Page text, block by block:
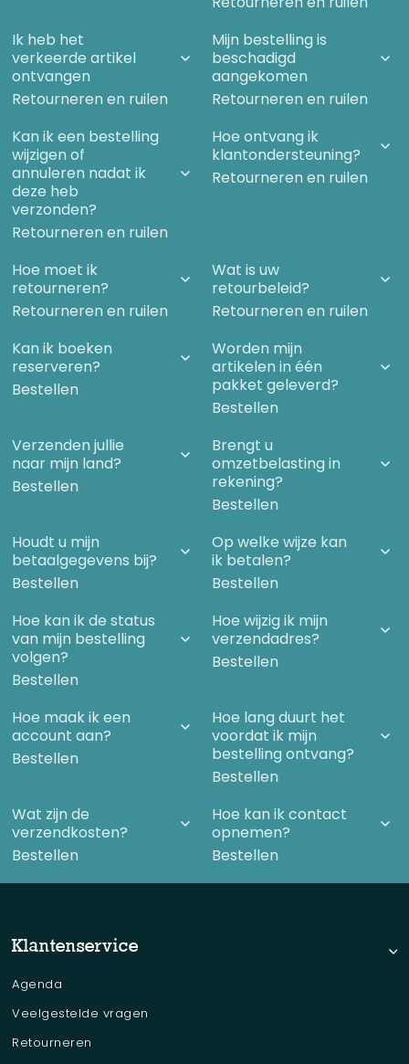
Ik heb het
verkeerde artikel
ontvangen
Retourneren en ruilen
Mijn bestelling is
beschadigd
aangekomen
Retourneren en ruilen
Kan ik een bestelling
wijzigen of
annuleren nadat ik
deze heb
verzonden?
Retourneren en ruilen
Hoe ontvang ik
klantondersteuning?
Retourneren en ruilen
Hoe moet ik
retourneren?
Retourneren en ruilen
Wat is uw
retourbeleid?
Retourneren en ruilen
Kan ik boeken
reserveren?
Bestellen
Worden mijn
artikelen in één
pakket geleverd?
Bestellen
Verzenden jullie
naar mijn land?
Bestellen
Brengt u
omzetbelasting in
rekening?
Bestellen
Houdt u mijn
betaalgegevens bij?
Bestellen
Op welke wijze kan
ik betalen?
Bestellen
Hoe kan ik de status
van mijn bestelling
volgen?
Bestellen
Hoe wijzig ik mijn
verzendadres?
Bestellen
Hoe maak ik een
account aan?
Bestellen
Hoe lang duurt het
voordat ik mijn
bestelling ontvang?
Bestellen
Wat zijn de
verzendkosten?
Bestellen
Hoe kan ik contact
opnemen?
Bestellen
Klantenservice
Agenda
Veelgestelde vragen
Retourneren